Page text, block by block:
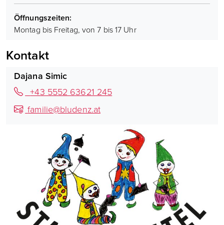
Öffnungszeiten:
Montag bis Freitag, von 7 bis 17 Uhr
Kontakt
Dajana Simic
+43 5552 63621 245
familie@bludenz.at